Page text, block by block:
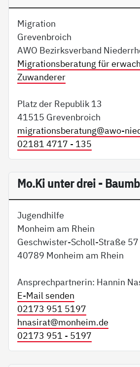
Migration
Grevenbroich
AWO Bezirksverband
Migrationsberatung für
Zuwanderer
Platz der Republik 13
41515 Grevenbroich
migrationsberatung@awo-
02181 4717 - 135
Mo.Ki unter drei -
Jugendhilfe
Monheim am Rhein
Geschwister-Scholl-Straße 57
40789 Monheim am Rhein
Ansprechpartnerin: Hannin
E-Mail senden
02173 951 5197
hnasirat@monheim.de
02173 951 - 5197